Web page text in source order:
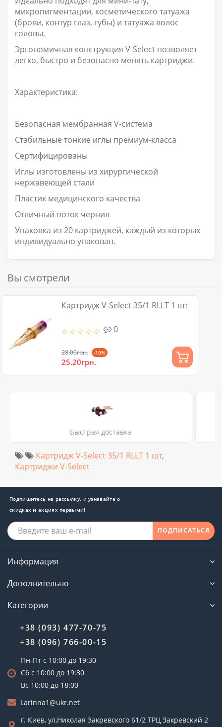
микропигментации, косметического татуажа
(брови, контур глаз, губы) и татуажа волос
головы.
Эргономичная конструкция V-Select позволяет
легко, быстро и безопасно менять картриджи.
Характеристика:
Безопасная мембранная V-система
Стабильные тонкие иглы премиум-класса
Сертифицированы
Иглы изготовлены из хирургической
нержавеющей стали
Пластик медицинского качества
Отличный поток чернил
Упаковка из 20 картриджей, каждый из которых
индивидуально упакован.
Вы смотрели
Картридж V-Select 35/1 RLLT 1 шт
0
28.00грн. -10%
25.20грн.
Быстрая доставка
Картридж V-Select 35/1 RLLT 1 шт,
Картриджи V-Select
Подпишитесь на рассылку, и узнавайте о
скидках и акциях первыми!
ПОДПИСАТЬСЯ
Информация
Дополнительно
Категории
+38 (093) 477-70-75
+38 (096) 766-00-15
Пн-Пт с 10:00 до 19:30
Сб с 10:00 до 19:30
Вс 10:00 до 18:00
Larinna1@ukr.net
г. Киев, ул,Николая Закревского 61/2 ТРЦ Закревский 2